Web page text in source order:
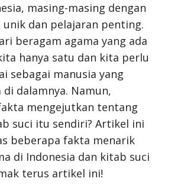
masing-masing dengan
unik dan pelajaran penting.
beragam agama yang ada
hanya satu dan kita perlu
sebagai manusia yang
dalamnya. Namun,
mengejutkan tentang
suci itu sendiri? Artikel ini
beberapa fakta menarik
di Indonesia dan kitab suci
terus artikel ini!